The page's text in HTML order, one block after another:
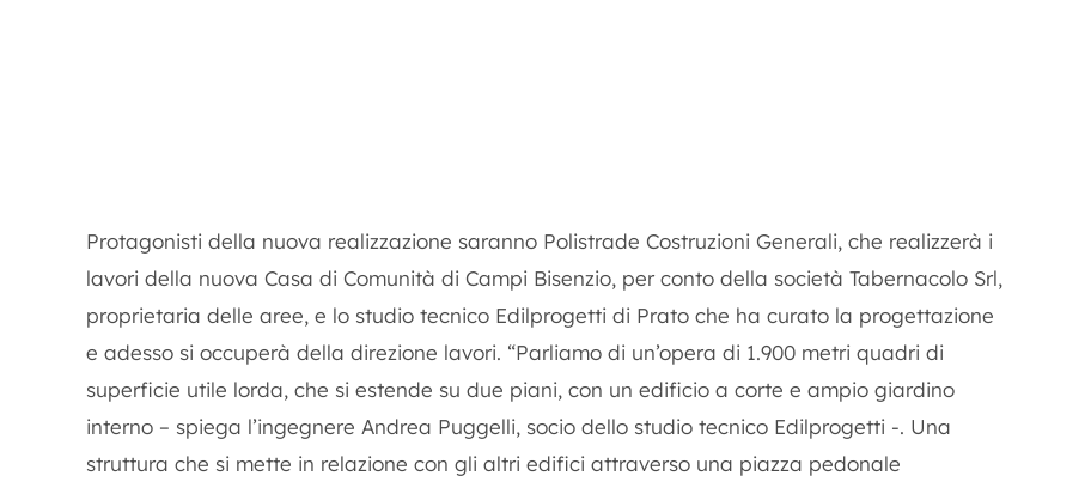
Protagonisti della nuova realizzazione saranno Polistrade Costruzioni Generali, che realizzerà i
lavori della nuova Casa di Comunità di Campi Bisenzio, per conto della società Tabernacolo Srl,
proprietaria delle aree, e lo studio tecnico Edilprogetti di Prato che ha curato la progettazione
e adesso si occuperà della direzione lavori. “Parliamo di un’opera di 1.900 metri quadri di
superficie utile lorda, che si estende su due piani, con un edificio a corte e ampio giardino
interno – spiega l’ingegnere Andrea Puggelli, socio dello studio tecnico Edilprogetti -. Una
struttura che si mette in relazione con gli altri edifici attraverso una piazza pedonale